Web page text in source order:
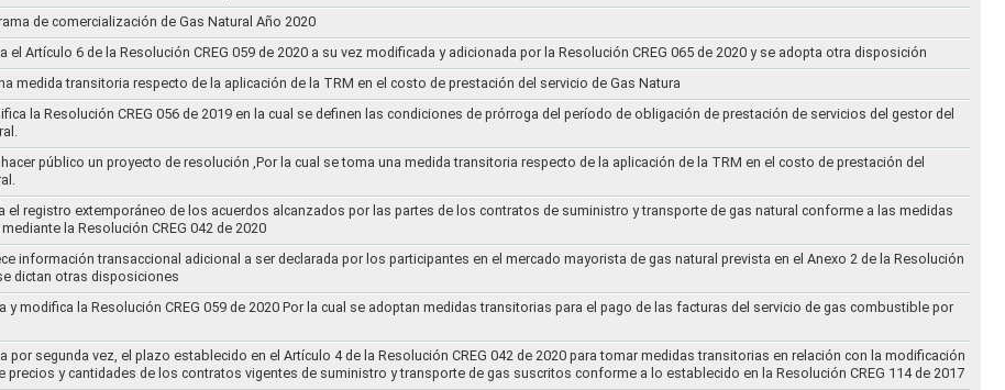
de comercialización de Gas Natural Año 2020
el Artículo 6 de la Resolución CREG 059 de 2020 a su vez modificada y adicionada por la Resolución CREG 065 de 2020 y se adopta otra disposición
medida transitoria respecto de la aplicación de la TRM en el costo de prestación del servicio de Gas Natura
la Resolución CREG 056 de 2019 en la cual se definen las condiciones de prórroga del período de obligación de prestación de servicios del gestor del
público un proyecto de resolución ,Por la cual se toma una medida transitoria respecto de la aplicación de la TRM en el costo de prestación del
el registro extemporáneo de los acuerdos alcanzados por las partes de los contratos de suministro y transporte de gas natural conforme a las medidas
la Resolución CREG 042 de 2020
información transaccional adicional a ser declarada por los participantes en el mercado mayorista de gas natural prevista en el Anexo 2 de la Resolución
dictan otras disposiciones
y modifica la Resolución CREG 059 de 2020 Por la cual se adoptan medidas transitorias para el pago de las facturas del servicio de gas combustible por
por segunda vez, el plazo establecido en el Artículo 4 de la Resolución CREG 042 de 2020 para tomar medidas transitorias en relación con la modificación
precios y cantidades de los contratos vigentes de suministro y transporte de gas suscritos conforme a lo establecido en la Resolución CREG 114 de 2017